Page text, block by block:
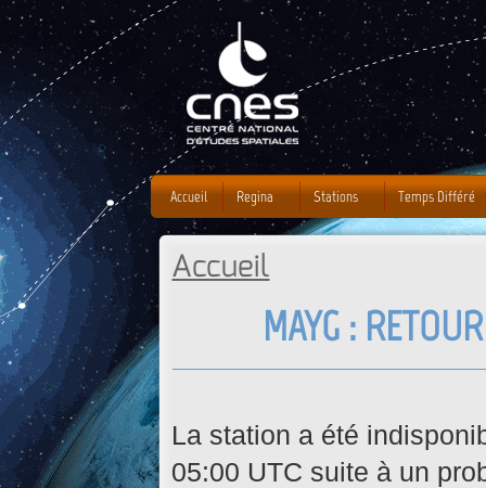
Vous êtes ici
Accueil
MAYG :
La station a été
05:00 UTC suite à un
Accueil Regina Stations Temps Différé